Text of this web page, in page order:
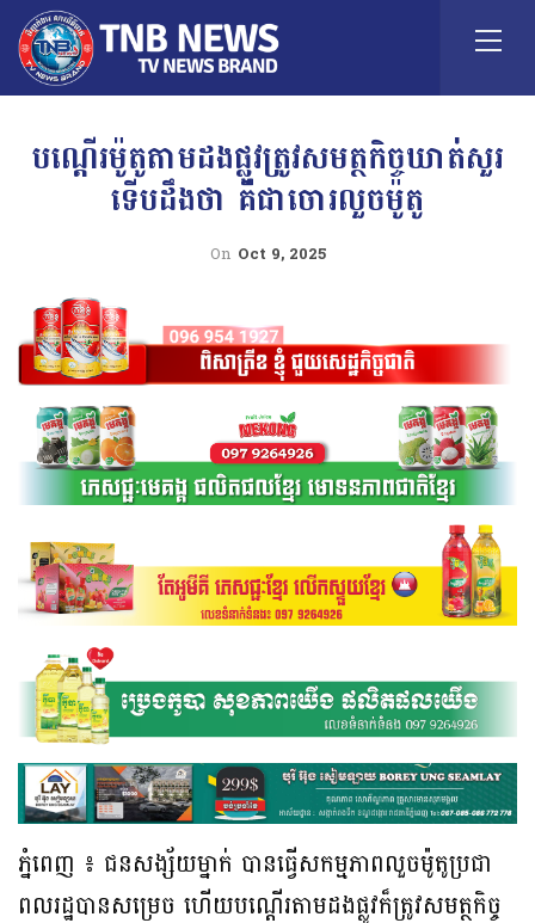
បណ្ដេីរម៉ូតូតាមដងផ្លូវត្រូវសមត្ថកិច្ចឃាត់សួរ
ទេីបដឹងថា គឺជាចោរលួចម៉ូតូ
On Oct 9, 2025
ភ្នំពេញ ៖ ជនសង្ស័យម្នាក់ បានធ្វេីសកម្មភាពលួចម៉ូតូប្រជា
ពលរដ្ឋបានសម្រេច ហេីយបណ្ដេីរតាមដងផ្លូវក៏ត្រូវសមត្ថកិច្ច